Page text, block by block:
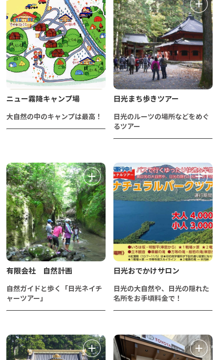
ニュー霧降キャンプ場
大自然の中のキャンプは最高！
日光まち歩きツアー
日光のルーツの場所などをめぐ
るツアー
有限会社 自然計画
自然ガイドと歩く「日光ネイチ
ャーツアー」
日光おでかけサロン
日光の大自然や、日光の隠れた
名所をお手頃料金で！